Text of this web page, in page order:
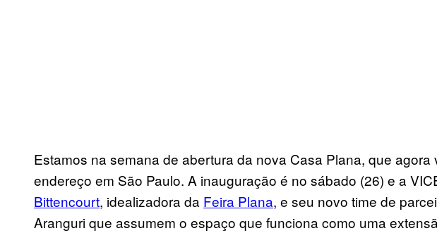
Estamos na semana de abertura da nova Casa Plana, que agora
endereço em São Paulo. A inauguração é no sábado (26) e a
Bittencourt, idealizadora da Feira Plana, e seu novo time de
Aranguri que assumem o espaço que funciona como uma